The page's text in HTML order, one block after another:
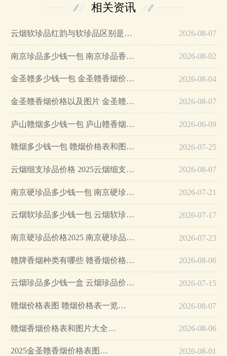
相关资讯
云烟软珍品红韵与软珍品区别是什么… 2026-08-07
南京珍品多少钱一包 南京珍品香烟怎么样… 2026-08-02
金圣赣多少钱一包 金圣赣香烟价格和图片… 2026-08-04
金圣赣香烟价格以及图片 金圣赣烟多少钱一条… 2026-08-07
庐山赣烟多少钱一包 庐山赣香烟2025价格查询… 2026-06-09
赣烟多少钱一包 赣烟价格表和图片大全… 2026-07-25
云烟细支珍品价格 2025云烟细支珍品表图… 2026-08-07
南京硬珍品多少钱一包 南京硬珍品怎么样… 2026-07-21
云烟软珍品多少钱一包 云烟软珍品价格2025… 2026-07-17
南京硬珍品价格2025 南京硬珍品多少钱一包… 2026-07-23
赣牌香烟种类有哪些 赣香烟价格多少钱一包… 2026-08-06
云烟珍品多少钱一盒 云烟珍品价格一览… 2026-07-15
赣烟价格表图 赣烟价格表一览… 2026-08-07
赣烟香烟价格表和图片大全… 2026-08-06
2025金圣赣香烟价格表图… 2026-08-01